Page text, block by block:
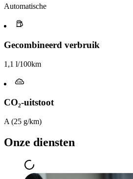
Automatische
Gecombineerd verbruik
1,1 l/100km
CO₂-uitstoot
A (25 g/km)
Onze diensten